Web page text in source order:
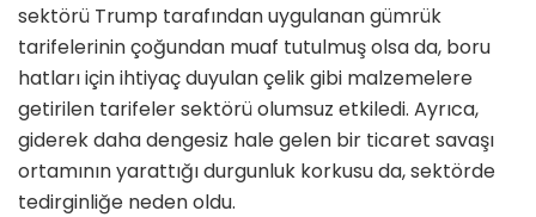
sektörü Trump tarafından uygulanan gümrük
tarifelerinin çoğundan muaf tutulmuş olsa da, boru
hatları için ihtiyaç duyulan çelik gibi malzemelere
getirilen tarifeler sektörü olumsuz etkiledi. Ayrıca,
giderek daha dengesiz hale gelen bir ticaret savaşı
ortamının yarattığı durgunluk korkusu da, sektörde
tedirginliğe neden oldu.